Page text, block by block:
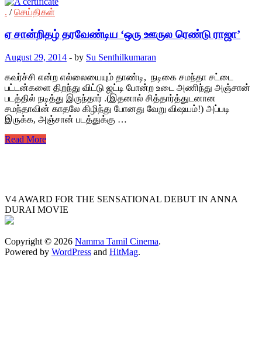
. /செய்திகள்
ஏ சான்றிதழ் தரவேண்டிய ‘ஒரு ஊருல ரெண்டு ராஜா’
August 29, 2014 - by Su Senthilkumaran
கவர்ச்சி என்ற எல்லையையும் தாண்டி, நடிகை சமந்தா சட்டை
பட்டன்களை திறந்து விட்டு ஜட்டி போன்ற உடை அணிந்து அஞ்சான்
படத்தில் நடித்து இருந்தார் .(இதனால் சித்தார்த்துடனான
சமந்தாவின் காதலே கிழிந்து போனது வேறு விஷயம்!) அப்படி
இருக்க, அஞ்சான் படத்துக்கு …
Read More
V4 AWARD FOR THE SENSATIONAL DEBUT IN ANNA
DURAI MOVIE
Copyright © 2026 Namma Tamil Cinema.
Powered by WordPress and HitMag.